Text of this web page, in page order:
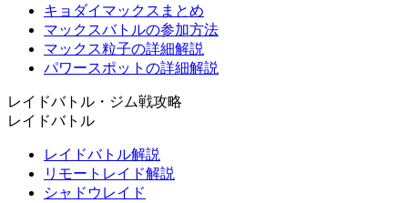
キョダイマックスまとめ
マックスバトルの参加方法
マックス粒子の詳細解説
パワースポットの詳細解説
レイドバトル・ジム戦攻略
レイドバトル
レイドバトル解説
リモートレイド解説
シャドウレイド